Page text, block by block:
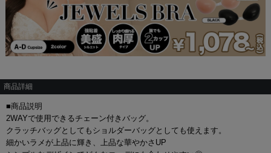
商品詳細
■商品説明
2WAYで使用できるチェーン付きバッグ。
クラッチバッグとしてもショルダーバッグとしても使えます。
細かいラメが上品に輝き、上品な華やかさUP